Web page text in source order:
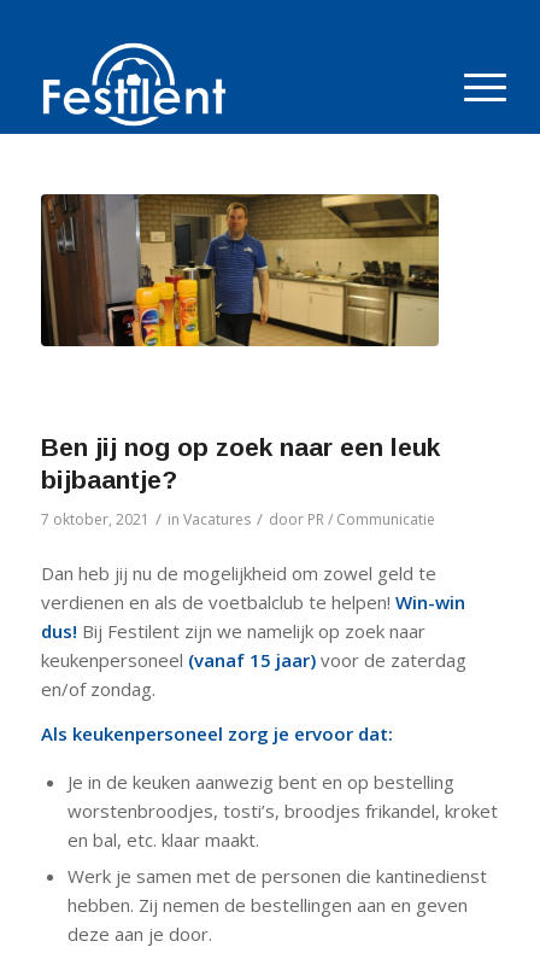
Ben jij nog op zoek naar een leuk
bijbaantje?
7 oktober, 2021 / in Vacatures / door PR / Communicatie
Dan heb jij nu de mogelijkheid om zowel geld te
verdienen en als de voetbalclub te helpen! Win-win
dus! Bij Festilent zijn we namelijk op zoek naar
keukenpersoneel (vanaf 15 jaar)voor de zaterdag
en/of zondag.
Als keukenpersoneel zorg je ervoor dat:
Je in de keuken aanwezig bent en op bestelling
worstenbroodjes, tosti’s, broodjes frikandel, kroket
en bal, etc. klaar maakt.
Werk je samen met de personen die kantinedienst
hebben. Zij nemen de bestellingen aan en geven
deze aan je door.